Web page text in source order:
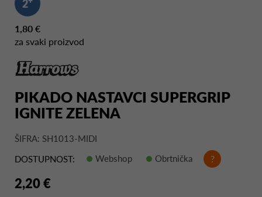
2
1,80 €
za svaki proizvod
PIKADO NASTAVCI SUPERGRIP
IGNITE ZELENA
ŠIFRA: SH1013-MIDI
DOSTUPNOST:
Webshop Obrtnička ?
2,20 €